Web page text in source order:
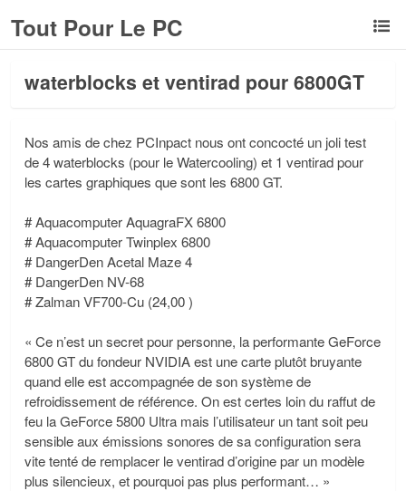
Tout Pour Le PC
waterblocks et ventirad pour 6800GT
Nos amis de chez PCInpact nous ont concocté un joli test
de 4 waterblocks (pour le Watercooling) et 1 ventirad pour
les cartes graphiques que sont les 6800 GT.
# Aquacomputer AquagraFX 6800
# Aquacomputer Twinplex 6800
# DangerDen Acetal Maze 4
# DangerDen NV-68
# Zalman VF700-Cu (24,00 )
« Ce n’est un secret pour personne, la performante GeForce
6800 GT du fondeur NVIDIA est une carte plutôt bruyante
quand elle est accompagnée de son système de
refroidissement de référence. On est certes loin du raffut de
feu la GeForce 5800 Ultra mais l’utilisateur un tant soit peu
sensible aux émissions sonores de sa configuration sera
vite tenté de remplacer le ventirad d’origine par un modèle
plus silencieux, et pourquoi pas plus performant… »